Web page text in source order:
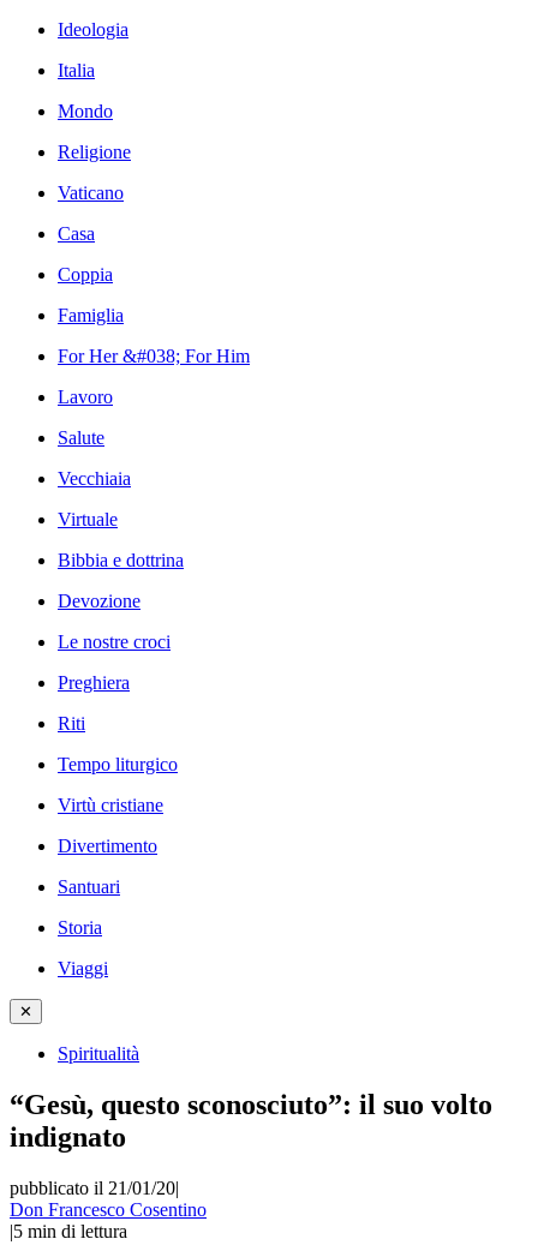
Ideologia
Italia
Mondo
Religione
Vaticano
Casa
Coppia
Famiglia
For Her &#038; For Him
Lavoro
Salute
Vecchiaia
Virtuale
Bibbia e dottrina
Devozione
Le nostre croci
Preghiera
Riti
Tempo liturgico
Virtù cristiane
Divertimento
Santuari
Storia
Viaggi
✕
Spiritualità
“Gesù, questo sconosciuto”: il suo volto
indignato
pubblicato il 21/01/20|
Don Francesco Cosentino
|5 min di lettura